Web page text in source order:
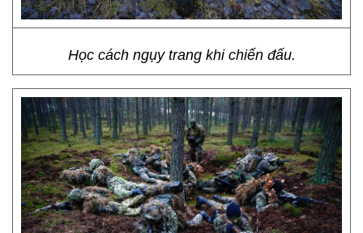
Học cách ngụy trang khi chiến đấu.